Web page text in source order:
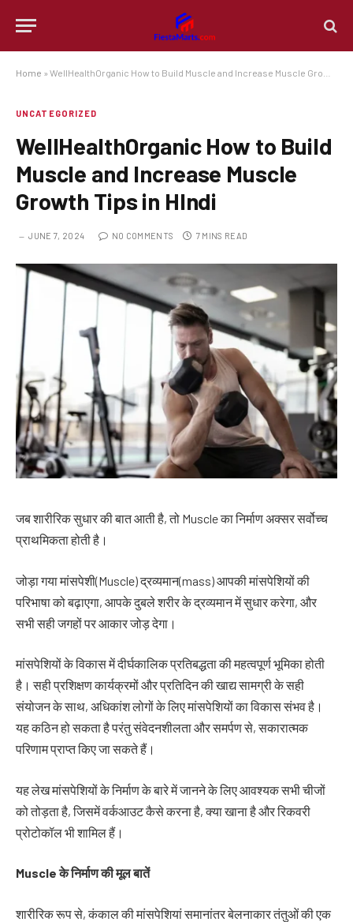
Home » WellHealthOrganic How to Build Muscle and Increase Muscle Growth Tips in HIndi
UNCATEGORIZED
WellHealthOrganic How to Build
Muscle and Increase Muscle
Growth Tips in HIndi
JUNE 7, 2024 NO COMMENTS 7 MINS READ
जब शारीरिक सुधार की बात आती है, तो Muscle का निर्माण अक्सर सर्वोच्च
प्राथमिकता होती है।
जोड़ा गया मांसपेशी(Muscle) द्रव्यमान(mass) आपकी मांसपेशियों की
परिभाषा को बढ़ाएगा, आपके दुबले शरीर के द्रव्यमान में सुधार करेगा, और
सभी सही जगहों पर आकार जोड़ देगा।
मांसपेशियों के विकास में दीर्घकालिक प्रतिबद्धता की महत्वपूर्ण भूमिका होती
है। सही प्रशिक्षण कार्यक्रमों और प्रतिदिन की खाद्य सामग्री के सही
संयोजन के साथ, अधिकांश लोगों के लिए मांसपेशियों का विकास संभव है।
यह कठिन हो सकता है परंतु संवेदनशीलता और समर्पण से, सकारात्मक
परिणाम प्राप्त किए जा सकते हैं।
यह लेख मांसपेशियों के निर्माण के बारे में जानने के लिए आवश्यक सभी चीजों
को तोड़ता है, जिसमें वर्कआउट कैसे करना है, क्या खाना है और रिकवरी
प्रोटोकॉल भी शामिल हैं।
Muscleकेनिर्माणकीमूलबातें
शारीरिक रूप से, कंकाल की मांसपेशियां समानांतर बेलनाकार तंतुओं की एक